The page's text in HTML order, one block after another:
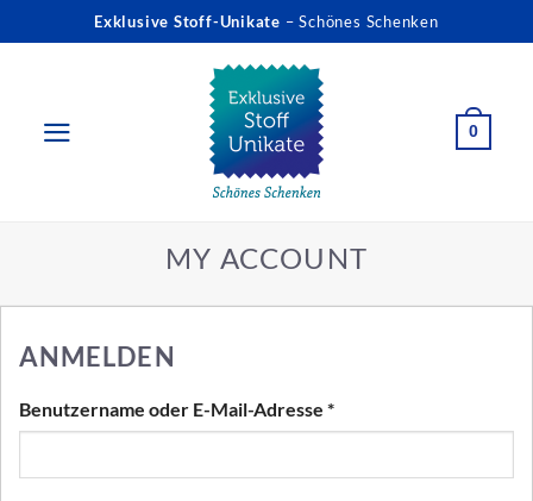
Inhalt
Exklusive Stoff-Unikate – Schönes Schenken
0
MY ACCOUNT
ANMELDEN
Benutzername oder E-Mail-Adresse *Erforderlich